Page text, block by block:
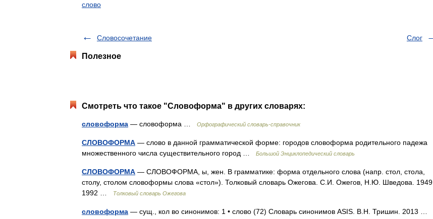
слово
Словосочетание Слог
Полезное
Смотреть что такое "Словоформа" в других словарях:
словоформа — словоформа … Орфографический словарь-справочник
СЛОВОФОРМА — слово в данной грамматической форме: городов словоформа родительного падежа
множественного числа существительного город …
Большой Энциклопедический словарь
СЛОВОФОРМА — СЛОВОФОРМА, ы, жен. В грамматике: форма отдельного слова (напр. стол, стола,
столу, столом словоформы слова «стол»). Толковый словарь Ожегова. С.И. Ожегов, Н.Ю. Шведова. 1949
1992 …
Толковый словарь Ожегова
словоформа — сущ., кол во синонимов: 1 • слово (72) Словарь синонимов ASIS. В.Н. Тришин. 2013 …